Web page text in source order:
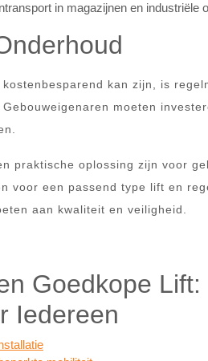
in magazijnen en industriële
kan zijn, is
moeten
praktische oplossing zijn voor
voor een passend type lift en
aan kwaliteit en veiligheid.
Goedkope
Iedereen